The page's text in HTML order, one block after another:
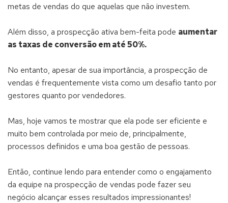
metas de vendas do que aquelas que não investem.
Além disso, a prospecção ativa bem-feita pode aumentar
as taxas de conversão em até 50%.
No entanto, apesar de sua importância, a prospecção de
vendas é frequentemente vista como um desafio tanto por
gestores quanto por vendedores.
Mas, hoje vamos te mostrar que ela pode ser eficiente e
muito bem controlada por meio de, principalmente,
processos definidos e uma boa gestão de pessoas.
Então, continue lendo para entender como o engajamento
da equipe na prospecção de vendas pode fazer seu
negócio alcançar esses resultados impressionantes!